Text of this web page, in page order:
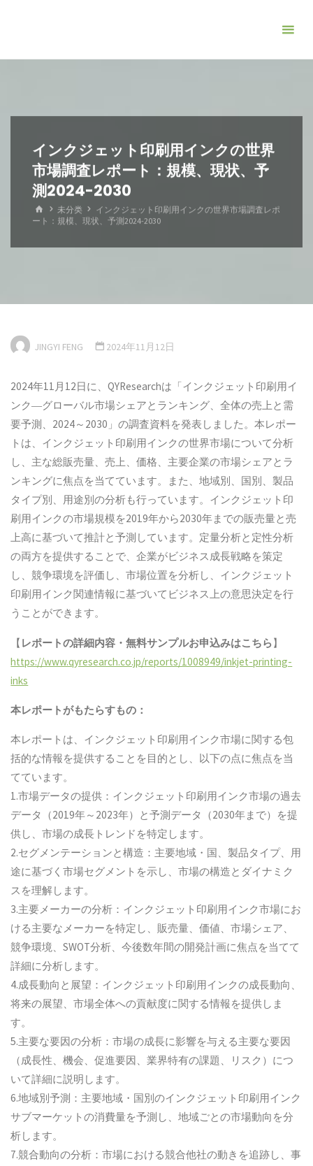
インクジェット印刷用インクの世界
市場調査レポート：規模、現状、予
測2024-2030
ホ
ー
未分类
インクジェット印刷用インクの世界市場調査レポ
ート：規模、現状、予測2024-2030
JINGYI FENG 2024年11月12日
2024年11月12日に、QYResearchは「インクジェット印刷用イ
ンク―グローバル市場シェアとランキング、全体の売上と需
要予測、2024～2030」の調査資料を発表しました。本レポー
トは、インクジェット印刷用インクの世界市場について分析
し、主な総販売量、売上、価格、主要企業の市場シェアとラ
ンキングに焦点を当てています。また、地域別、国別、製品
タイプ別、用途別の分析も行っています。インクジェット印
刷用インクの市場規模を2019年から2030年までの販売量と売
上高に基づいて推計と予測しています。定量分析と定性分析
の両方を提供することで、企業がビジネス成長戦略を策定
し、競争環境を評価し、市場位置を分析し、インクジェット
印刷用インク関連情報に基づいてビジネス上の意思決定を行
うことができます。
【 レポートの詳細内容・無料サンプルお申込みはこちら】
https://www.qyresearch.co.jp/reports/1008949/inkjet-printing-
inks
本レポートがもたらすもの：
本レポートは、インクジェット印刷用インク市場に関する包
括的な情報を提供することを目的とし、以下の点に焦点を当
てています。
1.市場データの提供：インクジェット印刷用インク市場の過去
データ（2019年～2023年）と予測データ（2030年まで）を提
供し、市場の成長トレンドを特定します。
2.セグメンテーションと構造：主要地域・国、製品タイプ、用
途に基づく市場セグメントを示し、市場の構造とダイナミク
スを理解します。
3.主要メーカーの分析：インクジェット印刷用インク市場にお
ける主要なメーカーを特定し、販売量、価値、市場シェア、
競争環境、SWOT分析、今後数年間の開発計画に焦点を当てて
詳細に分析します。
4.成長動向と展望：インクジェット印刷用インクの成長動向、
将来の展望、市場全体への貢献度に関する情報を提供しま
す。
5.主要な要因の分析：市場の成長に影響を与える主要な要因
（成長性、機会、促進要因、業界特有の課題、リスク）につ
いて詳細に説明します。
6.地域別予測：主要地域・国別のインクジェット印刷用インク
サブマーケットの消費量を予測し、地域ごとの市場動向を分
析します。
7.競合動向の分析：市場における競合他社の動きを追跡し、事